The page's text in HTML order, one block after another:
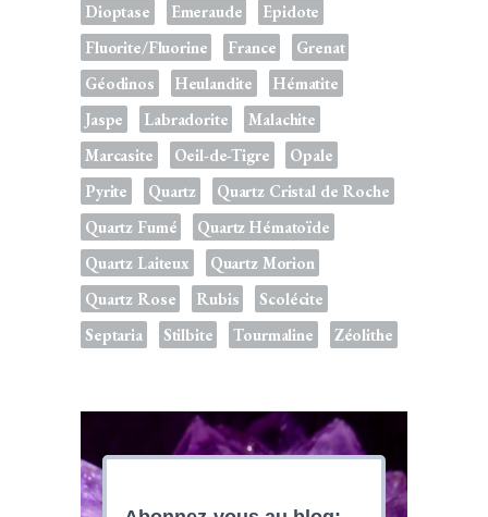
Dioptase
Emeraude
Epidote
Fluorite/Fluorine
France
Grenat
Géodinos
Heulandite
Hématite
Jaspe
Labradorite
Malachite
Marcasite
Oeil-de-Tigre
Opale
Pyrite
Quartz
Quartz Cristal de Roche
Quartz Fumé
Quartz Hématoïde
Quartz Laiteux
Quartz Morion
Quartz Rose
Rubis
Scolécite
Septaria
Stilbite Tourmaline Zéolithe